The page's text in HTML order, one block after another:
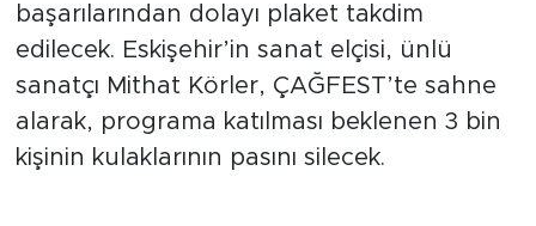
başarılarından dolayı plaket takdim
edilecek. Eskişehir’in sanat elçisi, ünlü
sanatçı Mithat Körler, ÇAĞFEST’te sahne
alarak, programa katılması beklenen 3 bin
kişinin kulaklarının pasını silecek.